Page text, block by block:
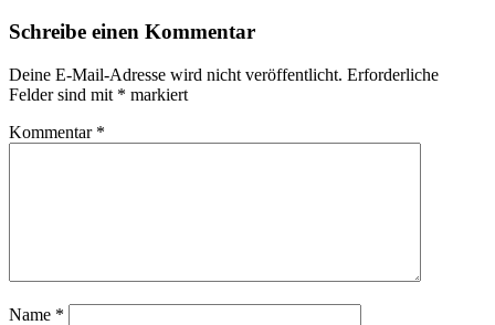
Schreibe einen Kommentar
Deine E-Mail-Adresse wird nicht veröffentlicht. Erforderliche
Felder sind mit * markiert
Kommentar *
Name *